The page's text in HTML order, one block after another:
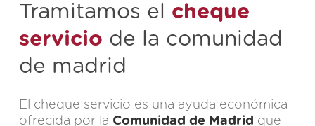
Tramitamos el cheque
servicio de la comunidad
de madrid
El cheque servicio es una ayuda económica
ofrecida por la Comunidad de Madrid que